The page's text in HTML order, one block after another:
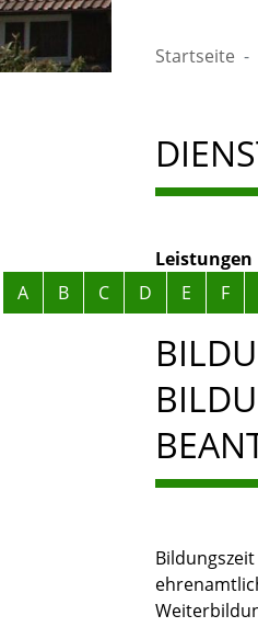
Startseite
Leistungen
A B C D E F